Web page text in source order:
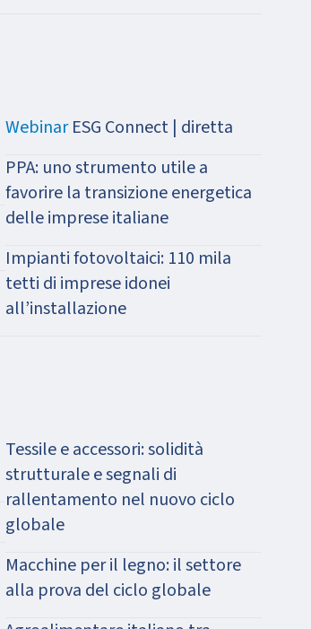
Webinar ESG Connect | diretta
PPA: uno strumento utile a
favorire la transizione energetica
delle imprese italiane
Impianti fotovoltaici: 110 mila
tetti di imprese idonei
all’installazione
Tessile e accessori: solidità
strutturale e segnali di
rallentamento nel nuovo ciclo
globale
Macchine per il legno: il settore
alla prova del ciclo globale